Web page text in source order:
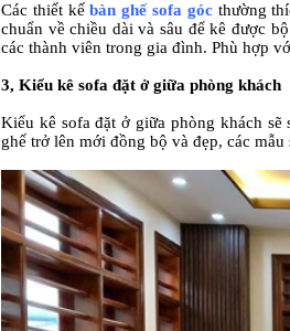
Các thiết kếbàn ghế sofa gócthường
chuẩn về chiều dài và sâu để kê được
các thành viên trong gia đình. Phù hợp
3, Kiểu kê sofa đặt ở giữa phòng khách
Kiểu kê sofa đặt ở giữa phòng khách
ghế trở lên mới đồng bộ và đẹp, các